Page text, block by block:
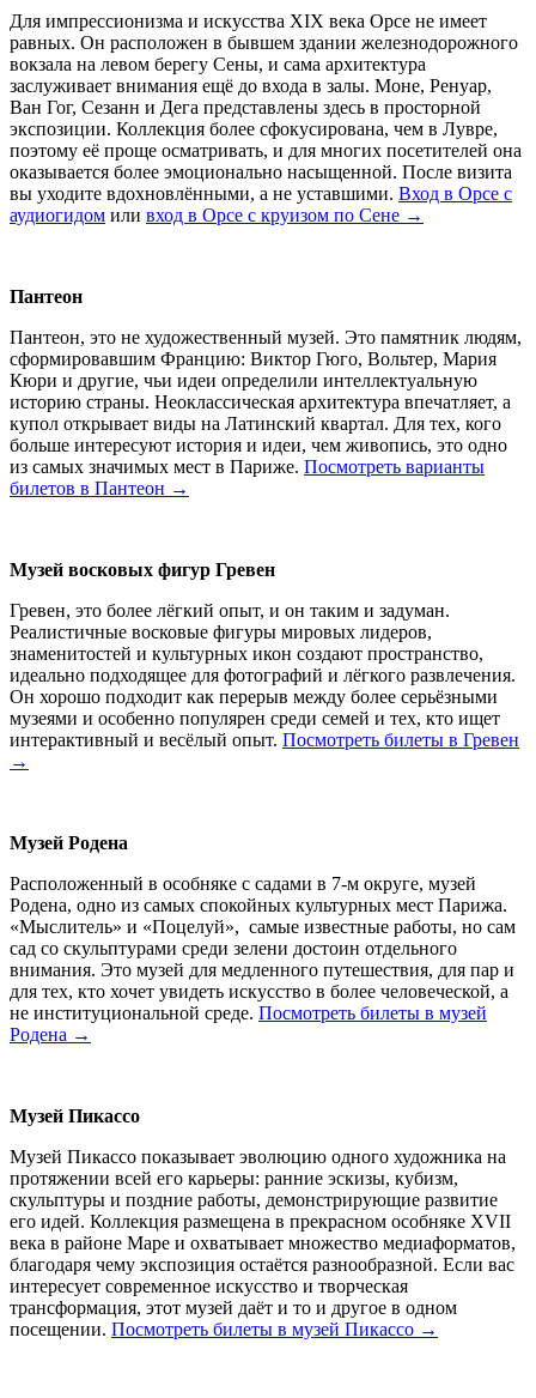
Для импрессионизма и искусства XIX века Орсе не имеет
равных. Он расположен в бывшем здании железнодорожного
вокзала на левом берегу Сены, и сама архитектура
заслуживает внимания ещё до входа в залы. Моне, Ренуар,
Ван Гог, Сезанн и Дега представлены здесь в просторной
экспозиции. Коллекция более сфокусирована, чем в Лувре,
поэтому её проще осматривать, и для многих посетителей она
оказывается более эмоционально насыщенной. После визита
вы уходите вдохновлёнными, а не уставшими. Вход в Орсе с
аудиогидом или вход в Орсе с круизом по Сене →
Пантеон
Пантеон, это не художественный музей. Это памятник людям,
сформировавшим Францию: Виктор Гюго, Вольтер, Мария
Кюри и другие, чьи идеи определили интеллектуальную
историю страны. Неоклассическая архитектура впечатляет, а
купол открывает виды на Латинский квартал. Для тех, кого
больше интересуют история и идеи, чем живопись, это одно
из самых значимых мест в Париже. Посмотреть варианты
билетов в Пантеон →
Музей восковых фигур Гревен
Гревен, это более лёгкий опыт, и он таким и задуман.
Реалистичные восковые фигуры мировых лидеров,
знаменитостей и культурных икон создают пространство,
идеально подходящее для фотографий и лёгкого развлечения.
Он хорошо подходит как перерыв между более серьёзными
музеями и особенно популярен среди семей и тех, кто ищет
интерактивный и весёлый опыт. Посмотреть билеты в Гревен
→
Музей Родена
Расположенный в особняке с садами в 7-м округе, музей
Родена, одно из самых спокойных культурных мест Парижа.
«Мыслитель» и «Поцелуй», самые известные работы, но сам
сад со скульптурами среди зелени достоин отдельного
внимания. Это музей для медленного путешествия, для пар и
для тех, кто хочет увидеть искусство в более человеческой, а
не институциональной среде. Посмотреть билеты в музей
Родена →
Музей Пикассо
Музей Пикассо показывает эволюцию одного художника на
протяжении всей его карьеры: ранние эскизы, кубизм,
скульптуры и поздние работы, демонстрирующие развитие
его идей. Коллекция размещена в прекрасном особняке XVII
века в районе Маре и охватывает множество медиаформатов,
благодаря чему экспозиция остаётся разнообразной. Если вас
интересует современное искусство и творческая
трансформация, этот музей даёт и то и другое в одном
посещении. Посмотреть билеты в музей Пикассо →